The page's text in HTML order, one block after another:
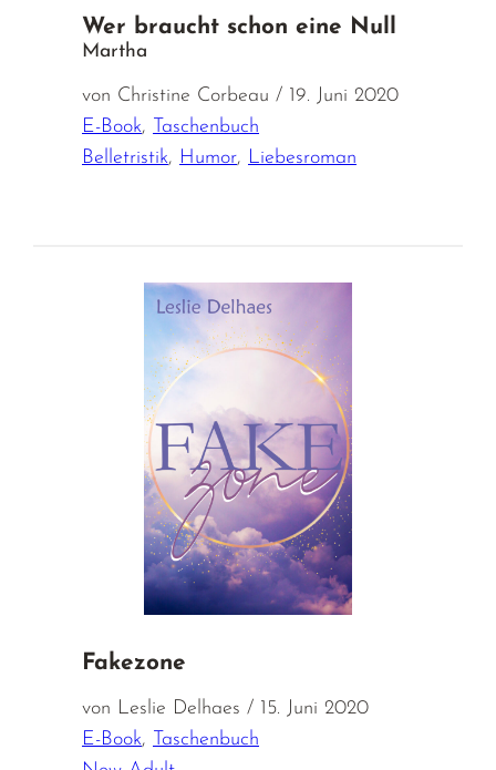
Wer braucht schon eine Null
Martha
von Christine Corbeau / 19. Juni 2020
E-Book,
Taschenbuch
Belletristik, Humor, Liebesroman
Fakezone
von Leslie Delhaes / 15. Juni 2020
E-Book,
Taschenbuch